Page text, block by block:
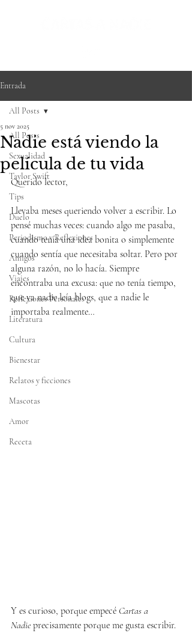
Entrada
All Posts
Sexualidad
Taylor Swift
Tips
Duelo
Periodismo y Reflexiones
Amigos
Viajes
Reflexiones Personales
Literatura
Cultura
Bienestar
Relatos y ficciones
Mascotas
Amor
Receta
All Posts
Nadie está viendo la
película de tu vida
5 nov 2025
Querido lector,
Llevaba meses queriendo volver a escribir. Lo
pensé muchas veces: cuando algo me pasaba,
cuando tenía una idea bonita o simplemente
cuando sentía que necesitaba soltar. Pero por
alguna razón, no lo hacía. Siempre
encontraba una excusa: que no tenía tiempo,
que ya nadie leía blogs, que a nadie le
importaba realmente…
Y es curioso, porque empecé Cartas a
Nadie precisamente porque me gusta escribir.